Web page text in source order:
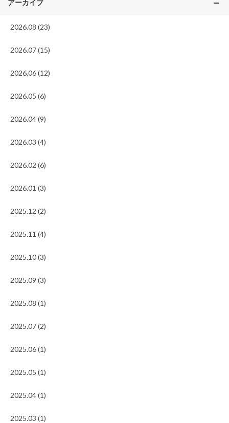
アーカイブ
2026.08 (23)
2026.07 (15)
2026.06 (12)
2026.05 (6)
2026.04 (9)
2026.03 (4)
2026.02 (6)
2026.01 (3)
2025.12 (2)
2025.11 (4)
2025.10 (3)
2025.09 (3)
2025.08 (1)
2025.07 (2)
2025.06 (1)
2025.05 (1)
2025.04 (1)
2025.03 (1)